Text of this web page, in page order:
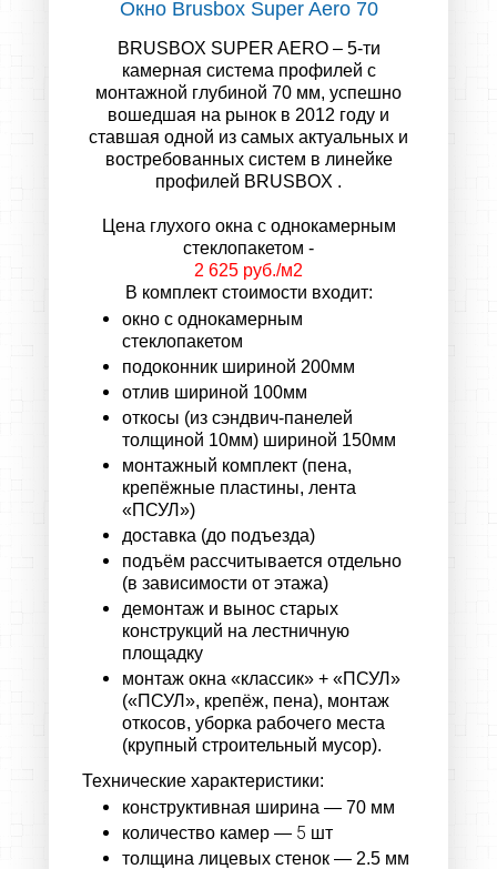
Окно Brusbox Super Aero 70
BRUSBOX SUPER AERO– 5-ти
камерная система профилей с
монтажной глубиной 70 мм, успешно
вошедшая на рынок в 2012 году и
ставшая одной из самых актуальных и
востребованных систем в линейке
профилей BRUSBOX .
Цена глухого окна с однокамерным
стеклопакетом -
2 625 руб./м2
В комплект стоимости входит:
окно с однокамерным
стеклопакетом
подоконник шириной 200мм
отлив шириной 100мм
откосы (из сэндвич-панелей
толщиной 10мм) шириной 150мм
монтажный комплект (пена,
крепёжные пластины, лента
«ПСУЛ»)
доставка (до подъезда)
подъём рассчитывается отдельно
(в зависимости от этажа)
демонтаж и вынос старых
конструкций на лестничную
площадку
монтаж окна «классик» + «ПСУЛ»
(«ПСУЛ», крепёж, пена), монтаж
откосов, уборка рабочего места
(крупный строительный мусор).​​​​​​​
Технические характеристики:
конструктивная ширина — 70 мм
количество камер — 5​​​​​​​ шт
толщина лицевых стенок — 2.5 мм